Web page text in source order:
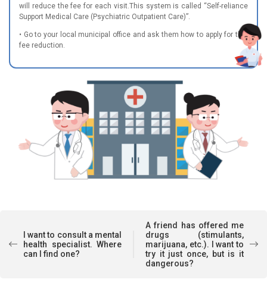
will reduce the fee for each visit.This system is called “Self-reliance
Support Medical Care (Psychiatric Outpatient Care)”.
• Go to your local municipal office and ask them how to apply for this
fee reduction.
I want to consult a mental
health specialist. Where
can I find one?
A friend has offered me
drugs (stimulants,
marijuana, etc.). I want to
try it just once, but is it
dangerous?